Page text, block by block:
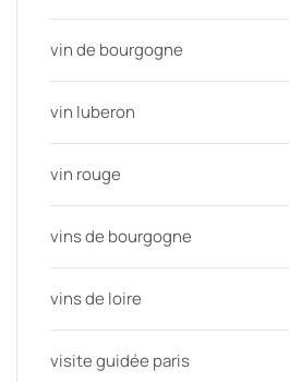
vin de bourgogne
vin luberon
vin rouge
vins de bourgogne
vins de loire
visite guidée paris